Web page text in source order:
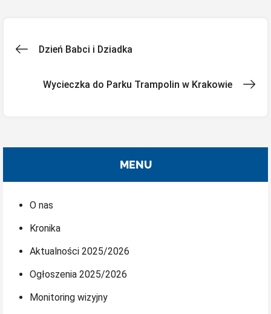
Nawigacja
wpisu
Dzień Babci i Dziadka
Wycieczka do Parku Trampolin w Krakowie
MENU
O nas
Kronika
Aktualności 2025/2026
Ogłoszenia 2025/2026
Monitoring wizyjny